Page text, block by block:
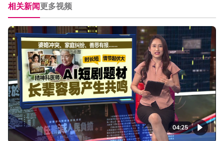
相关新闻更多视频
04:25